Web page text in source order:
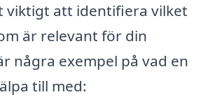
viktigt att identifiera vilket
är relevant för din
några exempel på vad en
till med: